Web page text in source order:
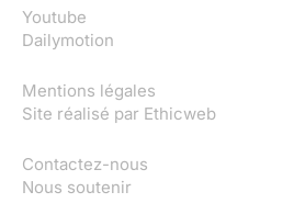
Youtube
Dailymotion
Mentions légales
Site réalisé par Ethicweb
Contactez-nous
Nous soutenir